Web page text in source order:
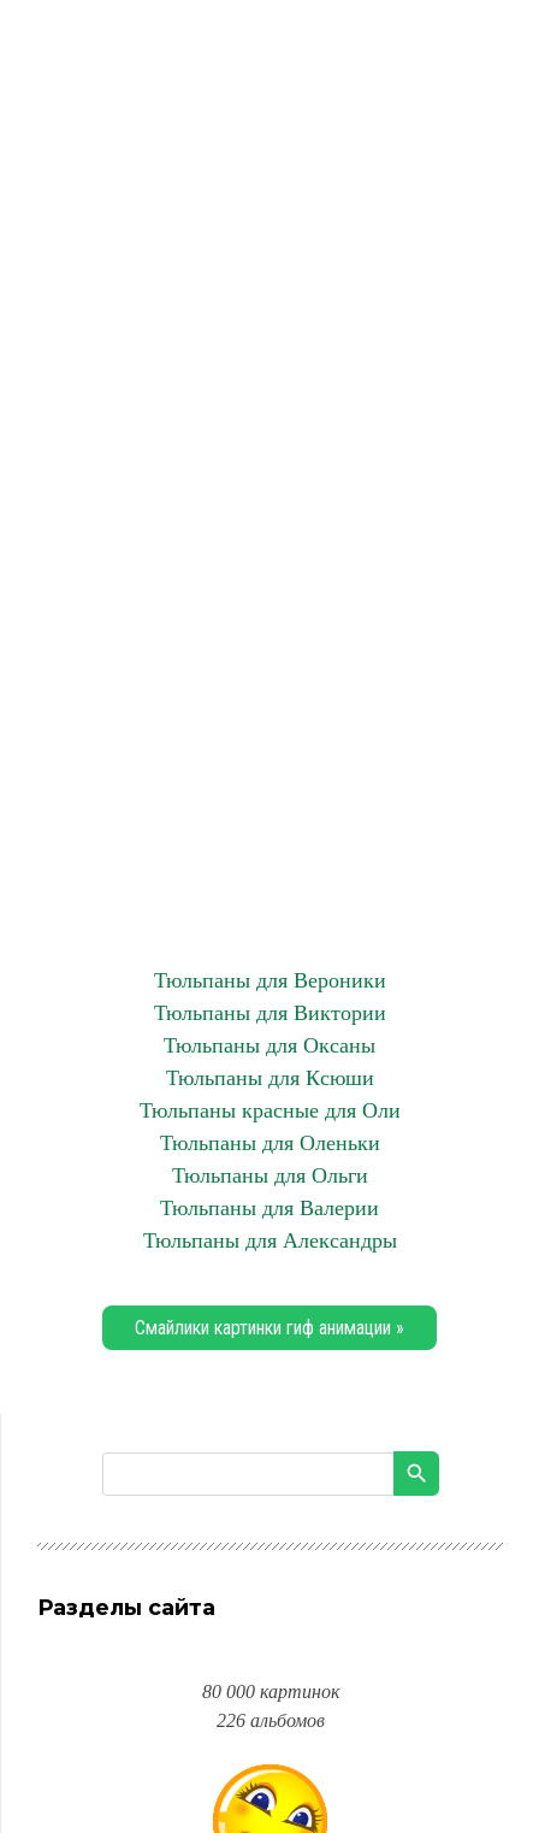
Тюльпаны для Вероники
Тюльпаны для Виктории
Тюльпаны для Оксаны
Тюльпаны для Ксюши
Тюльпаны красные для Оли
Тюльпаны для Оленьки
Тюльпаны для Ольги
Тюльпаны для Валерии
Тюльпаны для Александры
Смайлики картинки гиф анимации »
Разделы сайта
80 000 картинок
226 альбомов